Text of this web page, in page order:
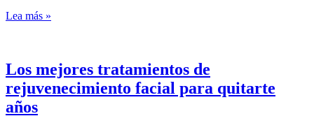
Lea más »
Los mejores tratamientos de
rejuvenecimiento facial para quitarte
años